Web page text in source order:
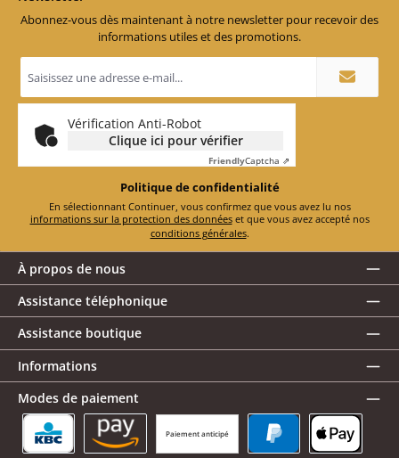
Abonnez-vous dès maintenant à notre newsletter pour recevoir des
informations utiles et des promotions.
e-
mail
*
Vérification Anti-Robot
Clique ici pour vérifier
FriendlyCaptcha ⇗
Politique de confidentialité
En sélectionnant Continuer, vous confirmez que vous avez lu nos
informations sur la protection des données
et que vous avez accepté nos
conditions générales.
À propos de nous
Assistance téléphonique
Assistance boutique
Informations
Modes de paiement
Paiement anticipé